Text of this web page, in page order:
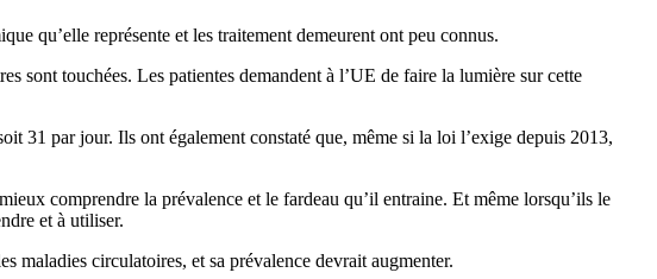
qu’elle représente et les traitement demeurent ont peu connus.
sont touchées. Les patientes demandent à l’UE de faire la lumière sur cette
31 par jour. Ils ont également constaté que, même si la loi l’exige depuis 2013,
comprendre la prévalence et le fardeau qu’il entraine. Et même lorsqu’ils le
et à utiliser.
maladies circulatoires, et sa prévalence devrait augmenter.